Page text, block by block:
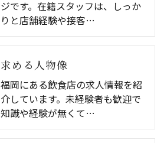
ジです。在籍スタッフは、しっか
りと店舗経験や接客…
求める人物像
福岡にある飲食店の求人情報を紹
介しています。未経験者も歓迎で
知識や経験が無くて…